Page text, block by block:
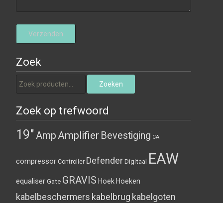
Zoek
Zoeken naar: Zoeken
Zoek op trefwoord
19"AmpAmplifier Bevestiging CA
compressor Controller Defender Digitaal EAW
equaliser Gate GRAVIS Hoek Hoeken
kabelbeschermers kabelbrug kabelgoten